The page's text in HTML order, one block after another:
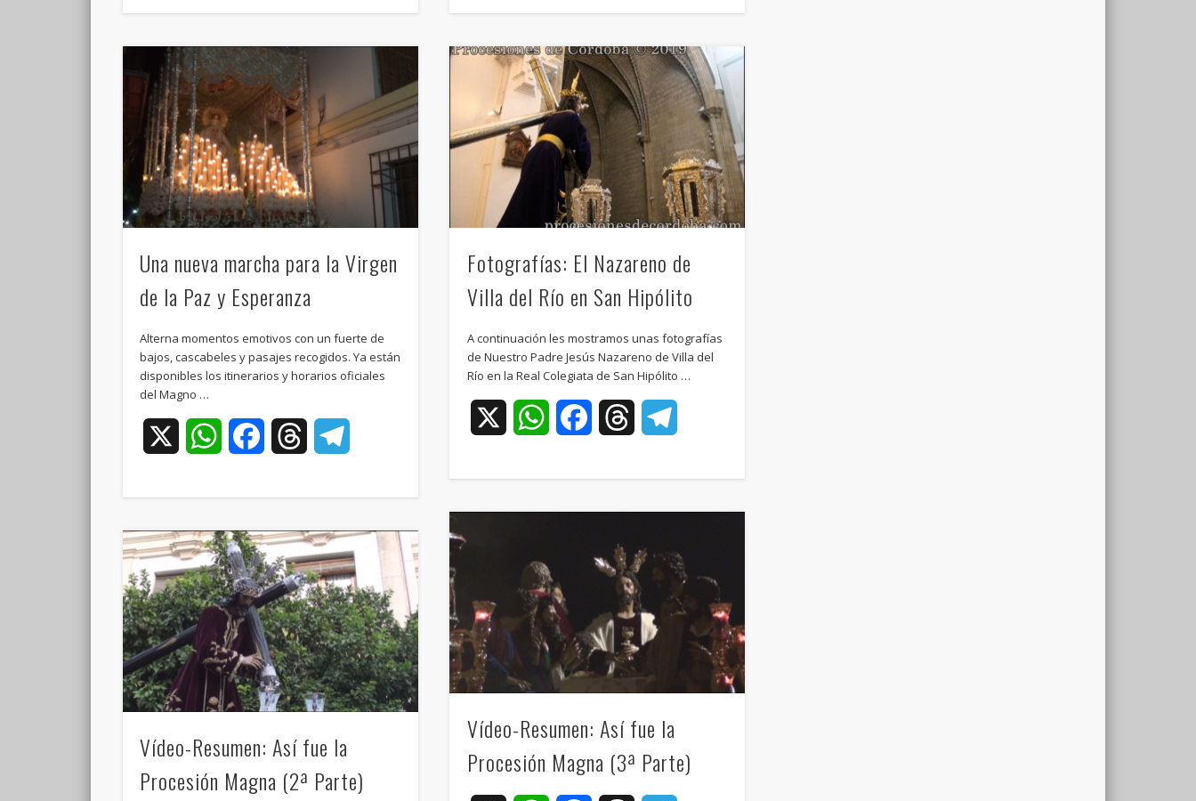
Una nueva marcha para la Virgen
de la Paz y Esperanza
Alterna momentos emotivos con un fuerte de
bajos, cascabeles y pasajes recogidos. Ya están
disponibles los itinerarios y horarios oficiales
del Magno …
WhatsAppFacebookThreads
Fotografías: El Nazareno de
Villa del Río en San Hipólito
A continuación les mostramos unas fotografías
de Nuestro Padre Jesús Nazareno de Villa del
Río en la Real Colegiata de San Hipólito …
WhatsAppFacebookThreads
Vídeo-Resumen: Así fue la
Procesión Magna (3ª Parte)
Vídeo-Resumen: Así fue la
Procesión Magna (2ª Parte)